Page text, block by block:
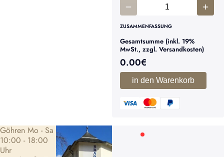
ZUSAMMENFASSUNG
Gesamtsumme (inkl. 19%
MwSt., zzgl. Versandkosten)
0.00€
in den Warenkorb
Göhren Mo - Sa
10:00 - 18:00
Uhr